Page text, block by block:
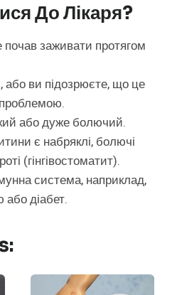
До Лікаря?
заживати протягом
або ви підозрюєте, що це
або дуже болючий.
є набряклі, болючі
(гінгівостоматит).
система, наприклад,
або діабет.